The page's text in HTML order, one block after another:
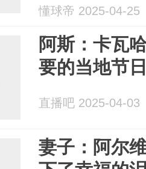
懂球帝 2025-04-25
阿斯：卡瓦
要的当地节
直播吧 2025-04-03
妻子：阿尔